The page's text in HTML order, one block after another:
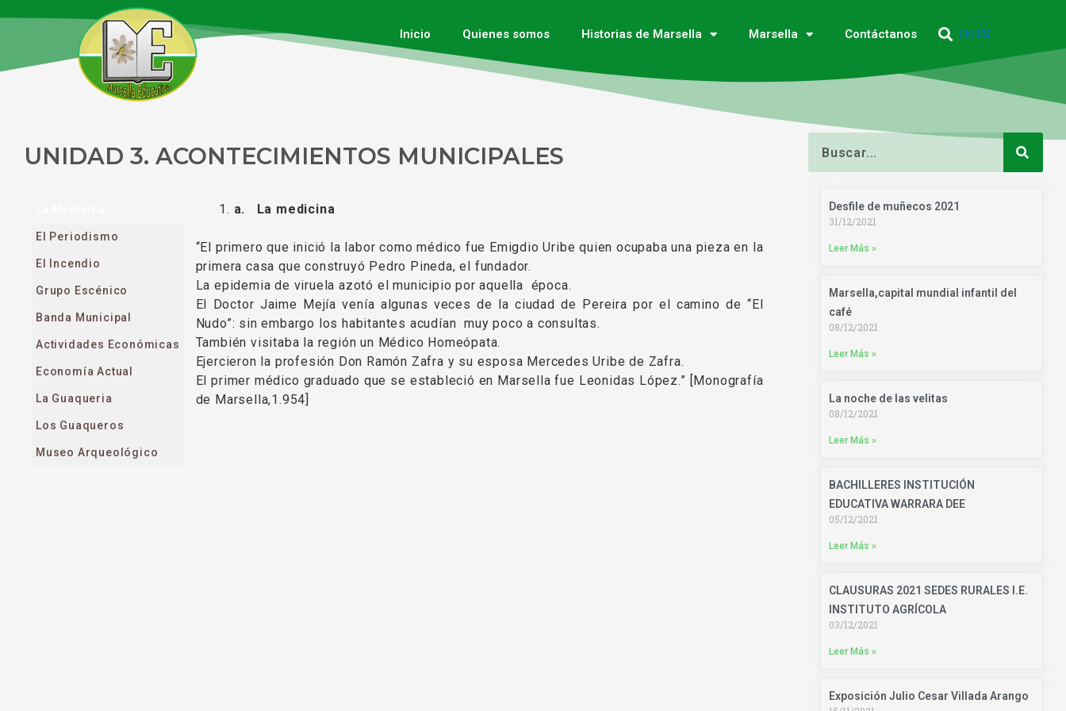
Inicio Quienes somos Historias de Marsella Marsella Contáctanos EN ES
UNIDAD 3. ACONTECIMIENTOS MUNICIPALES
El Periodismo
El Incendio
Grupo Escénico
Banda Municipal
Actividades Económicas
Economía Actual
La Guaqueria
Los Guaqueros
Museo Arqueológico
a. La medicina
“El primero que inició la labor como médico fue Emigdio Uribe quien ocupaba una pieza en la
primera casa que construyó Pedro Pineda, el fundador.
La epidemia de viruela azotó el municipio por aquella época.
El Doctor Jaime Mejía venía algunas veces de la ciudad de Pereira por el camino de “El
Nudo”: sin embargo los habitantes acudían muy poco a consultas.
También visitaba la región un Médico Homeópata.
Ejercieron la profesión Don Ramón Zafra y su esposa Mercedes Uribe de Zafra.
El primer médico graduado que se estableció en Marsella fue Leonidas López.” [Monografía
de Marsella,1.954]
Desfile de muñecos 2021
31/12/2021
Leer Más »
Marsella,capital mundial infantil del
café
08/12/2021
Leer Más »
La noche de las velitas
08/12/2021
Leer Más »
BACHILLERES INSTITUCIÓN
EDUCATIVA WARRARA DEE
05/12/2021
Leer Más »
CLAUSURAS 2021 SEDES RURALES I.E.
INSTITUTO AGRÍCOLA
03/12/2021
Leer Más »
Exposición Julio Cesar Villada Arango